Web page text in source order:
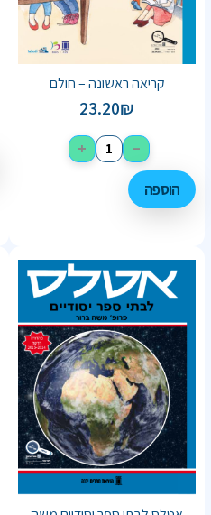
קריאה ראשונה – חולם
23.20₪
−
+
הוספה